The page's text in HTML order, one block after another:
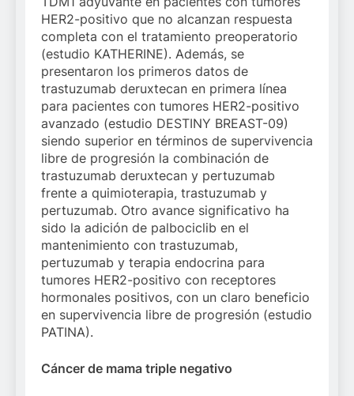
HER2-positivo que no alcanzan respuesta
completa con el tratamiento preoperatorio
(estudio KATHERINE). Además, se
presentaron los primeros datos de
trastuzumab deruxtecan en primera línea
para pacientes con tumores HER2-positivo
avanzado (estudio DESTINY BREAST-09)
siendo superior en términos de supervivencia
libre de progresión la combinación de
trastuzumab deruxtecan y pertuzumab
frente a quimioterapia, trastuzumab y
pertuzumab. Otro avance significativo ha
sido la adición de palbociclib en el
mantenimiento con trastuzumab,
pertuzumab y terapia endocrina para
tumores HER2-positivo con receptores
hormonales positivos, con un claro beneficio
en supervivencia libre de progresión (estudio
PATINA).
Cáncer de mama triple negativo